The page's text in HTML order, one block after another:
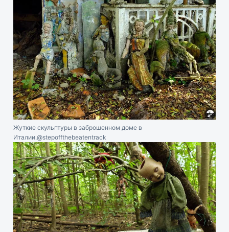
Жуткие скульптуры в заброшенном доме в
Италии.@stepoffthebeatentrack